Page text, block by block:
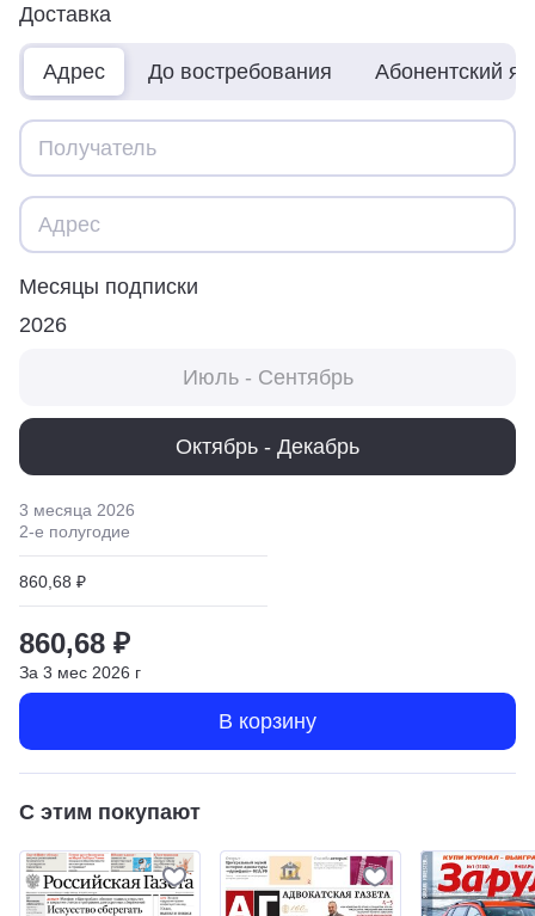
Доставка
Адрес До востребования Абонентский
Месяцы подписки
2026
Июль - Сентябрь
Октябрь - Декабрь
3 месяца 2026
2-е полугодие
860,68 ₽
860,68 ₽
За 3 мес 2026 г
В корзину
С этим покупают